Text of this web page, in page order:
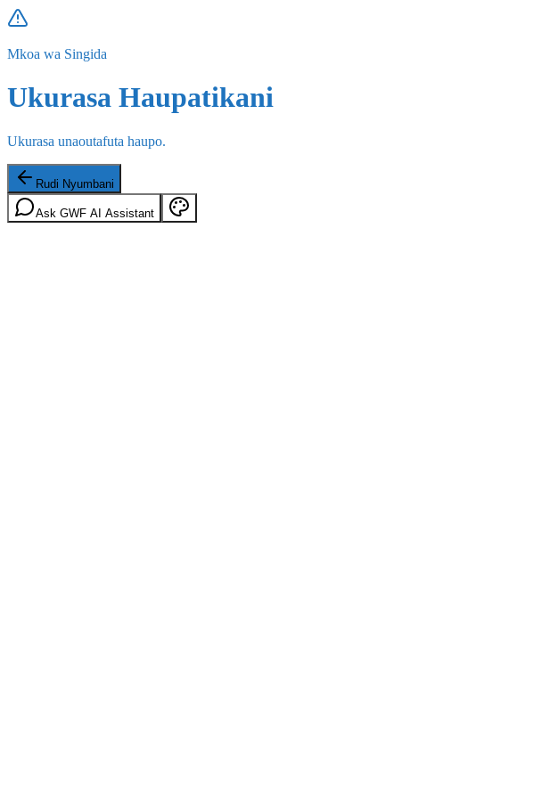
Mkoa wa Singida
Ukurasa Haupatikani
Ukurasa unaoutafuta haupo.
Rudi Nyumbani
Ask GWF AI Assistant